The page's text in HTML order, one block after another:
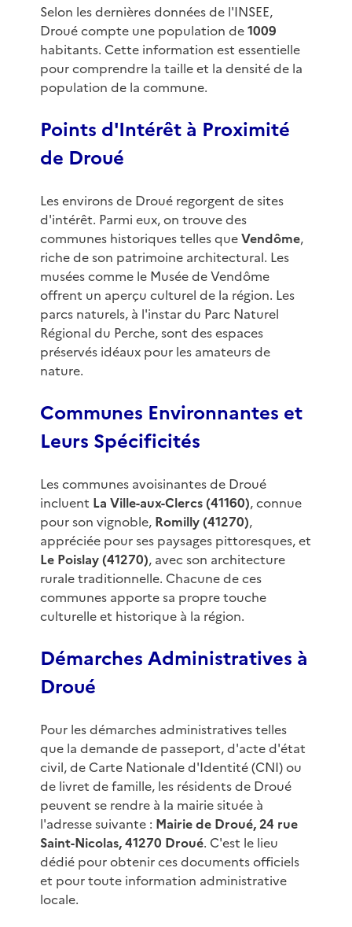
Selon les dernières données de l'INSEE,
Droué compte une population de1009
habitants. Cette information est essentielle
pour comprendre la taille et la densité de la
population de la commune.
Points d'Intérêt à Proximité
de Droué
Les environs de Droué regorgent de sites
d'intérêt. Parmi eux, on trouve des
communes historiques telles queVendôme,
riche de son patrimoine architectural. Les
musées comme le Musée de Vendôme
offrent un aperçu culturel de la région. Les
parcs naturels, à l'instar du Parc Naturel
Régional du Perche, sont des espaces
préservés idéaux pour les amateurs de
nature.
Communes Environnantes et
Leurs Spécificités
Les communes avoisinantes de Droué
incluent La Ville-aux-Clercs (41160), connue
pour son vignoble, Romilly (41270),
appréciée pour ses paysages pittoresques, et
Le Poislay (41270), avec son architecture
rurale traditionnelle. Chacune de ces
communes apporte sa propre touche
culturelle et historique à la région.
Démarches Administratives à
Droué
Pour les démarches administratives telles
que la demande de passeport, d'acte d'état
civil, de Carte Nationale d'Identité (CNI) ou
de livret de famille, les résidents de Droué
peuvent se rendre à la mairie située à
l'adresse suivante : Mairie de Droué, 24 rue
Saint-Nicolas, 41270 Droué. C'est le lieu
dédié pour obtenir ces documents officiels
et pour toute information administrative
locale.